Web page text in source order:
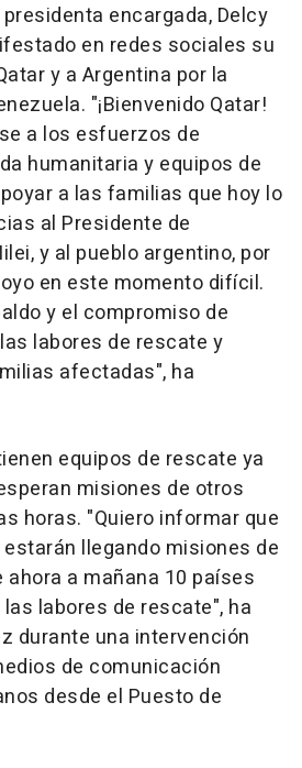
encargada, Delcy
en redes sociales su
y a Argentina por la
"¡Bienvenido Qatar!
a los esfuerzos de
humanitaria y equipos de
a las familias que hoy lo
al Presidente de
y al pueblo argentino, por
en este momento difícil.
y el compromiso de
labores de rescate y
afectadas", ha
equipos de rescate ya
misiones de otros
horas. "Quiero informar que
llegando misiones de
a mañana 10 países
labores de rescate", ha
durante una intervención
de comunicación
desde el Puesto de